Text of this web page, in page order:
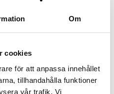
Om
cookies
för att anpassa innehållet
tillhandahålla funktioner
vår trafik. Vi